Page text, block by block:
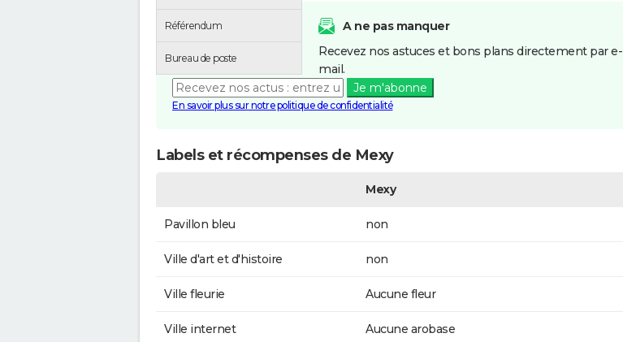
Référendum
Bureau de poste
A ne pas manquer
Recevez nos astuces et bons plans directement par e-
mail.
Je m'abonne
En savoir plus sur notre politique de confidentialité
Labels et récompenses de Mexy
Mexy
Pavillon bleu non
Ville d'art et d'histoire non
Ville fleurie Aucune fleur
Ville internet Aucune arobase